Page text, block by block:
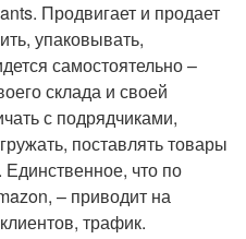
Продвигает и продает
упаковывать,
самостоятельно –
склада и своей
с подрядчиками,
поставлять товары
что по
– приводит на
трафик.